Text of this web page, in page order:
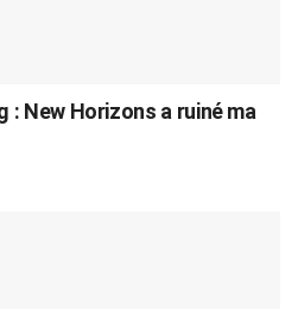
: New Horizons a ruiné ma